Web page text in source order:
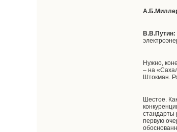
В.В.Путин:
Нужно,
– на
Штокман.
Шестое.
стандарты
первую